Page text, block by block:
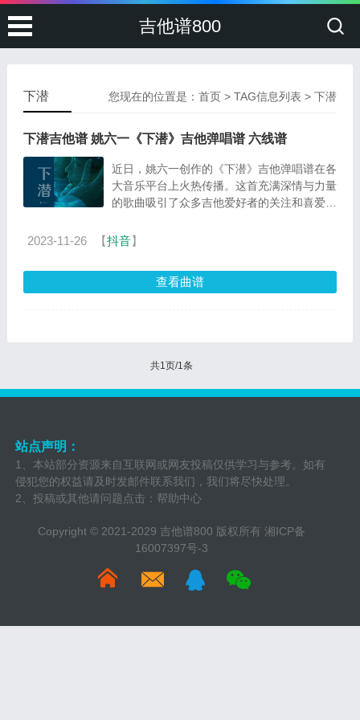
吉他谱800
您现在的位置是：首页 > TAG信息列表 > 下潜
下潜
下潜吉他谱 姚六一《下潜》吉他弹唱谱 六线谱
近日，姚六一创作的《下潜》吉他弹唱谱在各
大音乐平台上火热传播。这首充满深情与力量
的歌曲吸引了众多吉他爱好者的关注和喜爱，
潜》...
2023-11-26 【抖音】
查看曲谱
共1页/1条
站点声明：
1、本站部分资源来自互联网或网友投稿仅供学习与参考。如有
侵犯您的权益请及时发邮件联系我们，我们将尽快处理。
2、投稿或其他请问题点击： 帮助中心
Copyright © 2021-2029 吉他谱800 版权所有湘ICP备
16007397号-3